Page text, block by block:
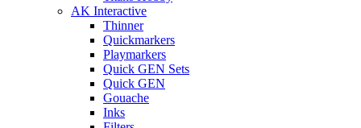
AK Interactive
Thinner
Quickmarkers
Playmarkers
Quick GEN Sets
Quick GEN
Gouache
Inks